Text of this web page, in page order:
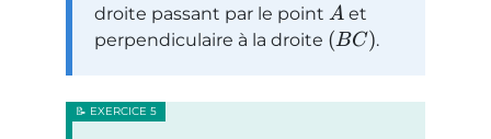
droite passant par le point A et
perpendiculaire à la droite (BC).